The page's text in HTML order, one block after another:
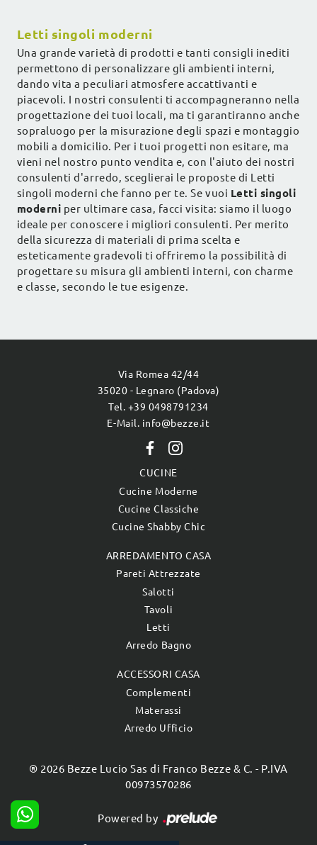
Letti singoli moderni
Una grande varietà di prodotti e tanti consigli inediti
permettono di personalizzare gli ambienti interni,
dando vita a peculiari atmosfere accattivanti e
piacevoli. I nostri consulenti ti accompagneranno nella
progettazione dei tuoi locali, ma ti garantiranno anche
sopraluogo per la misurazione degli spazi e montaggio
mobili a domicilio. Per i tuoi progetti non esitare, ma
vieni nel nostro punto vendita e, con l'aiuto dei nostri
consulenti d'arredo, sceglierai le proposte di Letti
singoli moderni che fanno per te. Se vuoi Letti singoli
moderni per ultimare casa, facci visita: siamo il luogo
ideale per conoscere i migliori consulenti. Per merito
della sicurezza di materiali di prima scelta e
esteticamente gradevoli ti offriremo la possibilità di
progettare su misura gli ambienti interni, con charme
e classe, secondo le tue esigenze.
Via Romea 42/44
35020 - Legnaro (Padova)
Tel. +39 0498791234
E-Mail. info@bezze.it
CUCINE
Cucine Moderne
Cucine Classiche
Cucine Shabby Chic
ARREDAMENTO CASA
Pareti Attrezzate
Salotti
Tavoli
Letti
Arredo Bagno
ACCESSORI CASA
Complementi
Materassi
Arredo Ufficio
® 2026 Bezze Lucio Sas di Franco Bezze & C. - P.IVA
00973570286
Powered by